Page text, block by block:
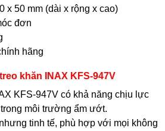
x 50 mm (dài x rộng x cao)
đơn
hãng
khăn INAX KFS-947V
KFS-947V có khả năng chịu lực
môi trường ẩm ướt.
tinh tế, phù hợp với mọi không